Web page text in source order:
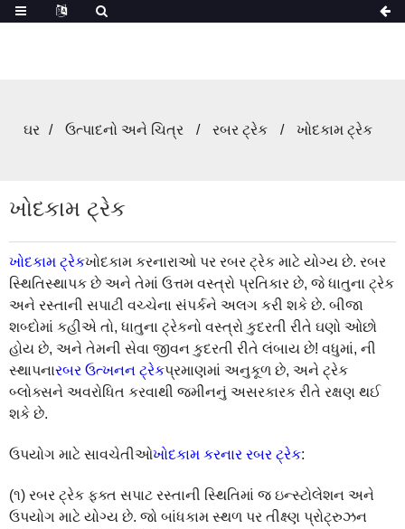
ઘર ઉત્પાદનો અને ચિત્ર રબર ટ્રેક ખોદકામ ટ્રેક
ખોદકામ ટ્રેક
ખોદકામ ટ્રેકખોદકામ કરનારાઓ પર રબર ટ્રેક માટે યોગ્ય છે. રબર
સ્થિતિસ્થાપક છે અને તેમાં ઉત્તમ વસ્ત્રો પ્રતિકાર છે, જે ધાતુના ટ્રેક
અને રસ્તાની સપાટી વચ્ચેના સંપર્કને અલગ કરી શકે છે. બીજા
શબ્દોમાં કહીએ તો, ધાતુના ટ્રેકનો વસ્ત્રો કુદરતી રીતે ઘણો ઓછો
હોય છે, અને તેમની સેવા જીવન કુદરતી રીતે લંબાય છે! વધુમાં, ની
સ્થાપનારબર ઉત્ખનન ટ્રેકપ્રમાણમાં અનુકૂળ છે, અને ટ્રેક
બ્લોક્સને અવરોધિત કરવાથી જમીનનું અસરકારક રીતે રક્ષણ થઈ
શકે છે.
ઉપયોગ માટે સાવચેતીઓખોદકામ કરનાર રબર ટ્રેક:
(૧) રબર ટ્રેક ફક્ત સપાટ રસ્તાની સ્થિતિમાં જ ઇન્સ્ટોલેશન અને
ઉપયોગ માટે યોગ્ય છે. જો બાંધકામ સ્થળ પર તીક્ષ્ણ પ્રોટ્રુઝન